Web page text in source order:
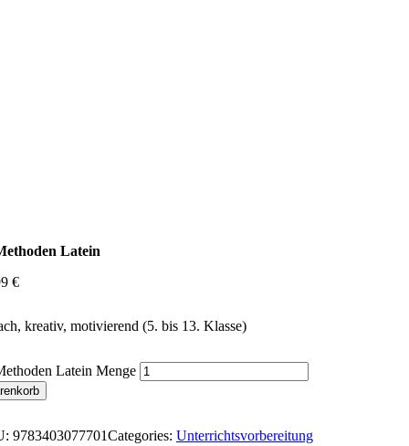
Latein
€
kreativ, motivierend (5. bis 13. Klasse)
Latein Menge
9783403077701Categories: Unterrichtsvorbereitung